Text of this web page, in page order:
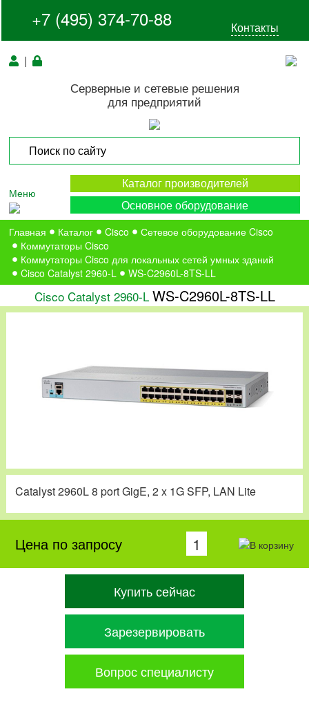
+7 (495) 374-70-88 Контакты
|
Серверные и сетевые решения
для предприятий
Меню
Каталог производителей
Основное оборудование
Главная Каталог Cisco
Сетевое оборудование Cisco
Коммутаторы Cisco
Коммутаторы Cisco для локальных сетей умных зданий
Cisco Catalyst 2960-L
WS-C2960L-8TS-LL
Cisco Catalyst 2960-L WS-C2960L-8TS-LL
Catalyst 2960L 8 port GigE, 2 x 1G SFP, LAN Lite
Цена по запросу
Купить сейчас
Зарезервировать
Вопрос специалисту